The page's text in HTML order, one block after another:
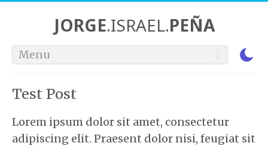
JORGE.ISRAEL.PEÑA
Menu
Test Post
Lorem ipsum dolor sit amet, consectetur
adipiscing elit. Praesent dolor nisi, feugiat sit